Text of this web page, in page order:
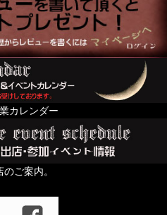
カレンダー
ご案内。